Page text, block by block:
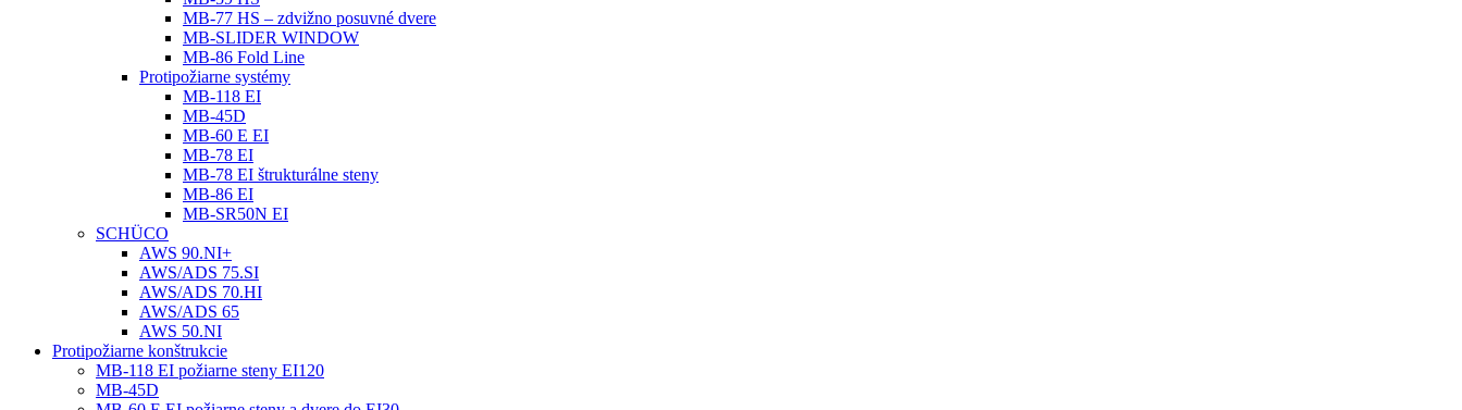
MB-77 HS – zdvižno posuvné dvere
MB-SLIDER WINDOW
MB-86 Fold Line
Protipožiarne systémy
MB-118 EI
MB-45D
MB-60 E EI
MB-78 EI
MB-78 EI štrukturálne steny
MB-86 EI
MB-SR50N EI
SCHÜCO
AWS 90.NI+
AWS/ADS 75.SI
AWS/ADS 70.HI
AWS/ADS 65
AWS 50.NI
Protipožiarne konštrukcie
MB-118 EI požiarne steny EI120
MB-45D